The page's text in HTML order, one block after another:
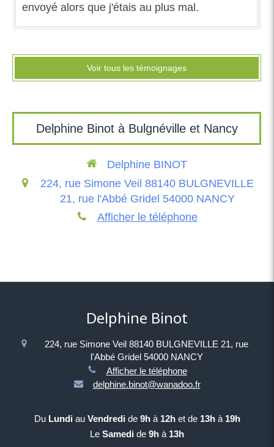
envoyé alors que j'étais au plus mal.
Voir tous les témoignages
Delphine Binot à Bulgnéville et Nancy
Delphine BINOT
224, rue Simone Veil 88140 BULGNEVILLE
21, rue l'Abbé Gridel 54000 NANCY
Afficher le téléphone
Delphine Binot
224, rue Simone Veil 88140 BULGNEVILLE 21, rue
l'Abbé Gridel 54000 NANCY
Afficher le téléphone
delphine.binot@wanadoo.fr
Du Lundi au Vendredi de 9hà 12het de 13hà 19h
Le Samedi de 9h à 13h